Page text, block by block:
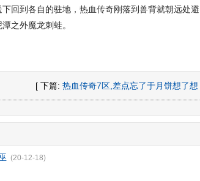
回到各自的驻地，热血传奇刚落到兽背就朝远处避
之外魔龙刺蛙。
[ 下篇: 热血传奇7区,差点忘了于月饼想了想
(20-12-18)